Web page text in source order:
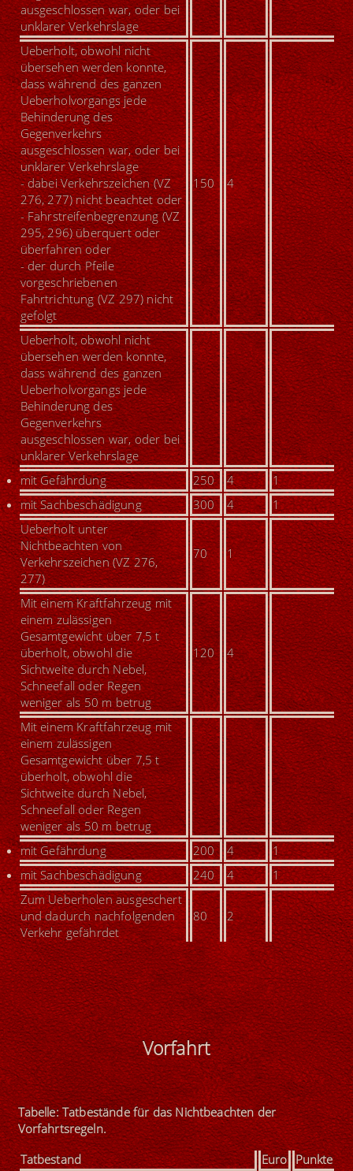
ausgeschlossen war, oder bei
unklarer Verkehrslage
Ueberholt, obwohl nicht
übersehen werden konnte,
dass während des ganzen
Ueberholvorgangs jede
Behinderung des
Gegenverkehrs
ausgeschlossen war, oder bei
unklarer Verkehrslage
- dabei Verkehrszeichen (VZ
276, 277) nicht beachtet oder
- Fahrstreifenbegrenzung (VZ
295, 296) überquert oder
überfahren oder
- der durch Pfeile
vorgeschriebenen
Fahrtrichtung (VZ 297) nicht
gefolgt
150 4
Ueberholt, obwohl nicht
übersehen werden konnte,
dass während des ganzen
Ueberholvorgangs jede
Behinderung des
Gegenverkehrs
ausgeschlossen war, oder bei
unklarer Verkehrslage
mit Gefährdung
250 4
1
mit Sachbeschädigung
300 4
1
Ueberholt unter
Nichtbeachten von
Verkehrszeichen (VZ 276,
277)
70 1
Mit einem Kraftfahrzeug mit
einem zulässigen
Gesamtgewicht über 7,5 t
überholt, obwohl die
Sichtweite durch Nebel,
Schneefall oder Regen
weniger als 50 m betrug
120 4
Mit einem Kraftfahrzeug mit
einem zulässigen
Gesamtgewicht über 7,5 t
überholt, obwohl die
Sichtweite durch Nebel,
Schneefall oder Regen
weniger als 50 m betrug
mit Gefährdung
200 4
1
mit Sachbeschädigung
240 4
1
Zum Ueberholen ausgeschert
und dadurch nachfolgenden
Verkehr gefährdet
80 2
Vorfahrt
Tabelle: Tatbestände für das Nichtbeachten der
Vorfahrtsregeln.
Tatbestand
Euro Punkte